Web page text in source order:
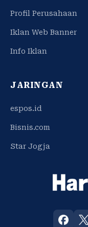
Profil Perusahaan
Iklan Web Banner
Info Iklan
JARINGAN
espos.id
Bisnis.com
Star Jogja